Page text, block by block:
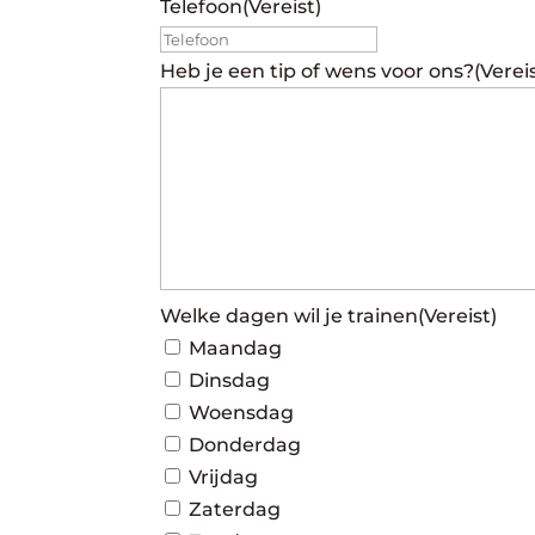
Telefoon(Vereist)
Heb je een tip of wens voor ons?
Welke dagen wil je trainen(Vereist)
Maandag
Dinsdag
Woensdag
Donderdag
Vrijdag
Zaterdag